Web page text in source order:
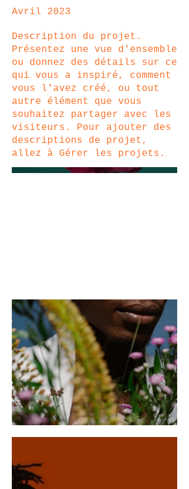
Avril 2023
Description du projet.
Présentez une vue d'ensemble
ou donnez des détails sur ce
qui vous a inspiré, comment
vous l'avez créé, ou tout
autre élément que vous
souhaitez partager avec les
visiteurs. Pour ajouter des
descriptions de projet,
allez à Gérer les projets.